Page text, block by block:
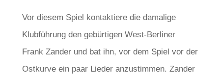
Vor diesem Spiel kontaktiere die damalige
Klubführung den gebürtigen West-Berliner
Frank Zander und bat ihn, vor dem Spiel vor der
Ostkurve ein paar Lieder anzustimmen. Zander